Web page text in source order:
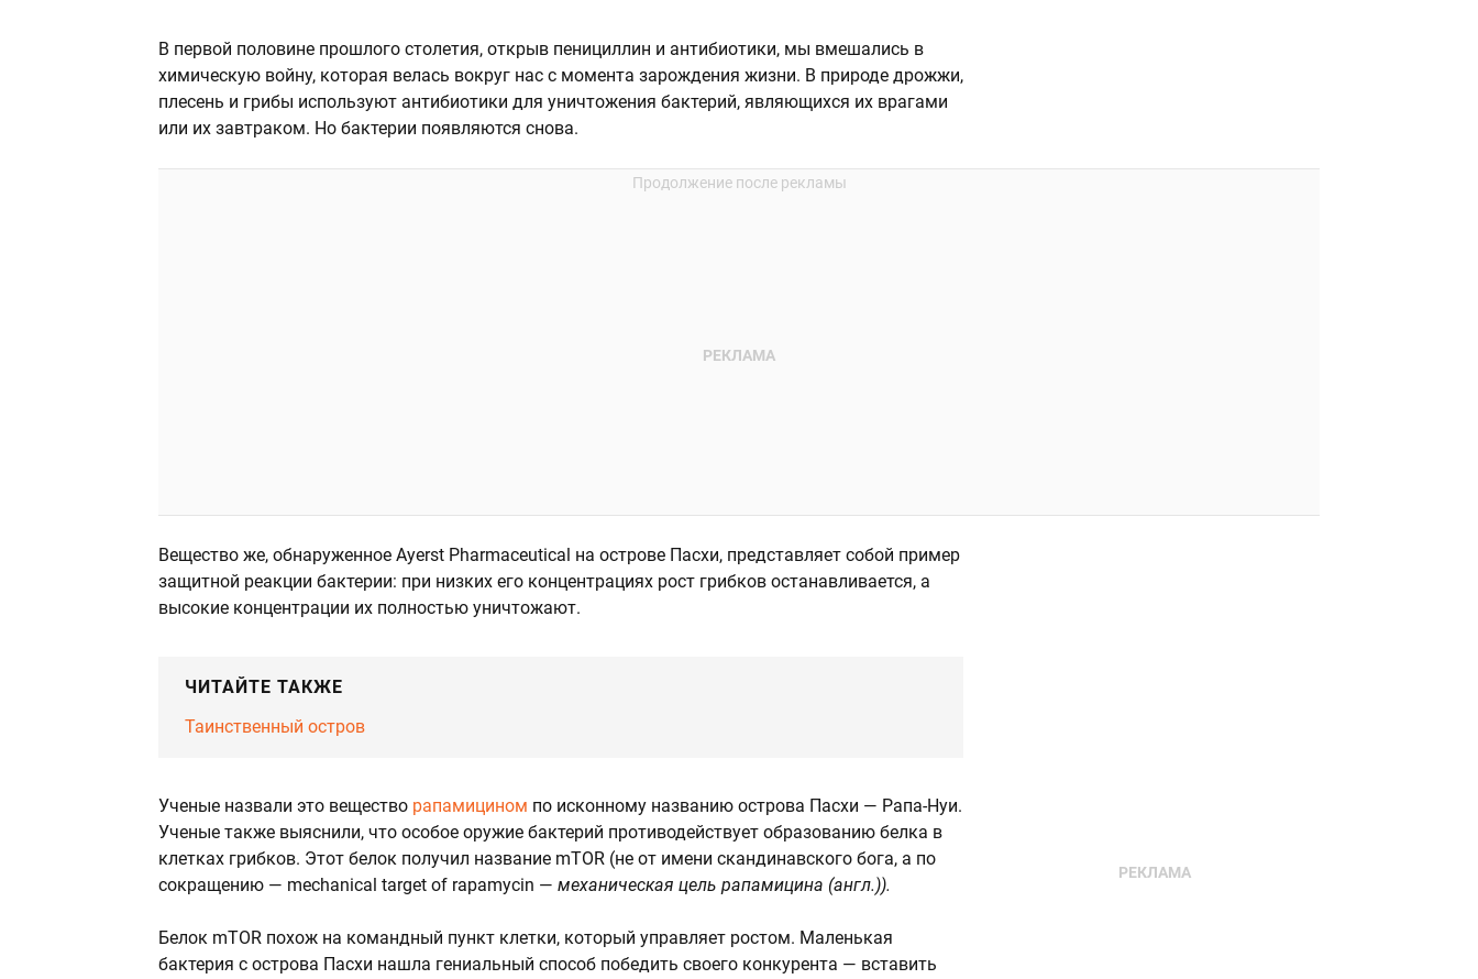
В первой половине прошлого столетия, открыв пенициллин и антибиотики, мы вмешались в
химическую войну, которая велась вокруг нас с момента зарождения жизни. В природе дрожжи,
плесень и грибы используют антибиотики для уничтожения бактерий, являющихся их врагами
или их завтраком. Но бактерии появляются снова.
Вещество же, обнаруженное Ayerst Pharmaceutical на острове Пасхи, представляет собой пример
защитной реакции бактерии: при низких его концентрациях рост грибков останавливается, а
высокие концентрации их полностью уничтожают.
ЧИТАЙТЕ ТАКЖЕ
Таинственный остров
Ученые назвали это вещество рапамицином по исконному названию острова Пасхи — Рапа-Нуи.
Ученые также выяснили, что особое оружие бактерий противодействует образованию белка в
клетках грибков. Этот белок получил название mTOR (не от имени скандинавского бога, а по
сокращению — mechanical target of rapamycin — механическая цель рапамицина (англ.)).
Белок mTOR похож на командный пункт клетки, который управляет ростом. Маленькая
бактерия с острова Пасхи нашла гениальный способ победить своего конкурента — вставить